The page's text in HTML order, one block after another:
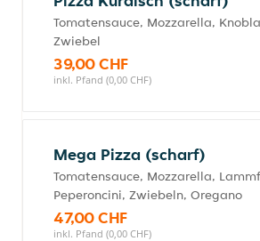
Tomatensauce, Mozzarella,
Zwiebel
39,00 CHF
inkl. Pfand (0,00 CHF)
Mega Pizza (scharf)
Tomatensauce, Mozzarella,
Peperoncini, Zwiebeln, Oregano
47,00 CHF
inkl. Pfand (0,00 CHF)